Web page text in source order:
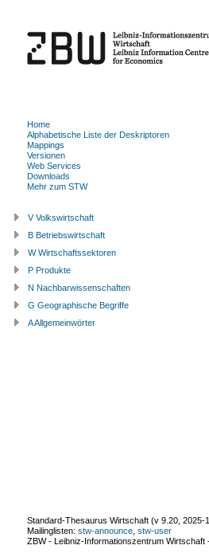
Home
Alphabetische Liste der Deskriptoren
Mappings
Versionen
Web Services
Downloads
Mehr zum STW
V Volkswirtschaft
B Betriebswirtschaft
W Wirtschaftssektoren
P Produkte
N Nachbarwissenschaften
G Geographische Begriffe
A Allgemeinwörter
Standard-Thesaurus Wirtschaft (v 9.20 2025-
Mailinglisten: stw-announce stw-user
ZBW - Leibniz-Informationszentrum Wirtschaft